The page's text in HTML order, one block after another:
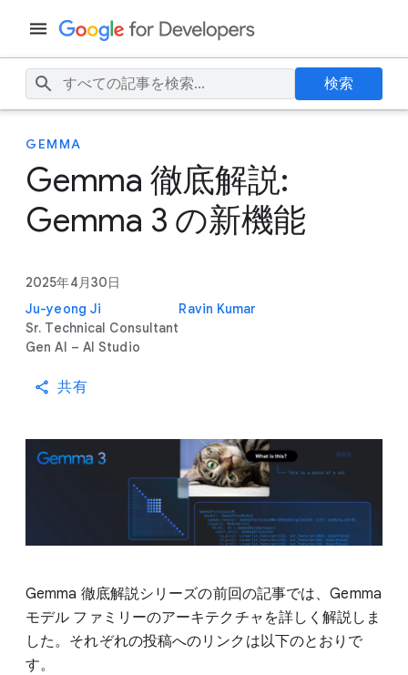
検索
GEMMA
Gemma 徹底解説:
Gemma 3 の新機能
2025年4月30日
Ju-yeong Ji
Sr. Technical Consultant
Gen AI – AI Studio
Ravin Kumar
共有
Gemma 徹底解説シリーズの前回の記事では、Gemma
モデル ファミリーのアーキテクチャを詳しく解説しま
した。それぞれの投稿へのリンクは以下のとおりで
す。